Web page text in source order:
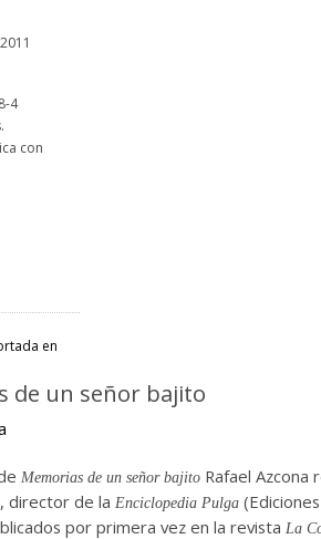
4
con
en
de un señor bajito
Memorias de un señor bajito Rafael Azcona
director de la Enciclopedia Pulga
por primera vez en la revista La